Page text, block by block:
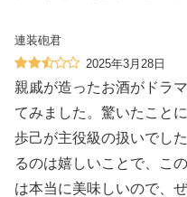
連装砲君
2025年3月28日
親戚が造ったお酒がドラ
てみました。驚いたこと
歩己が主役級の扱いでし
るのは嬉しいことで、こ
は本当に美味しいので、